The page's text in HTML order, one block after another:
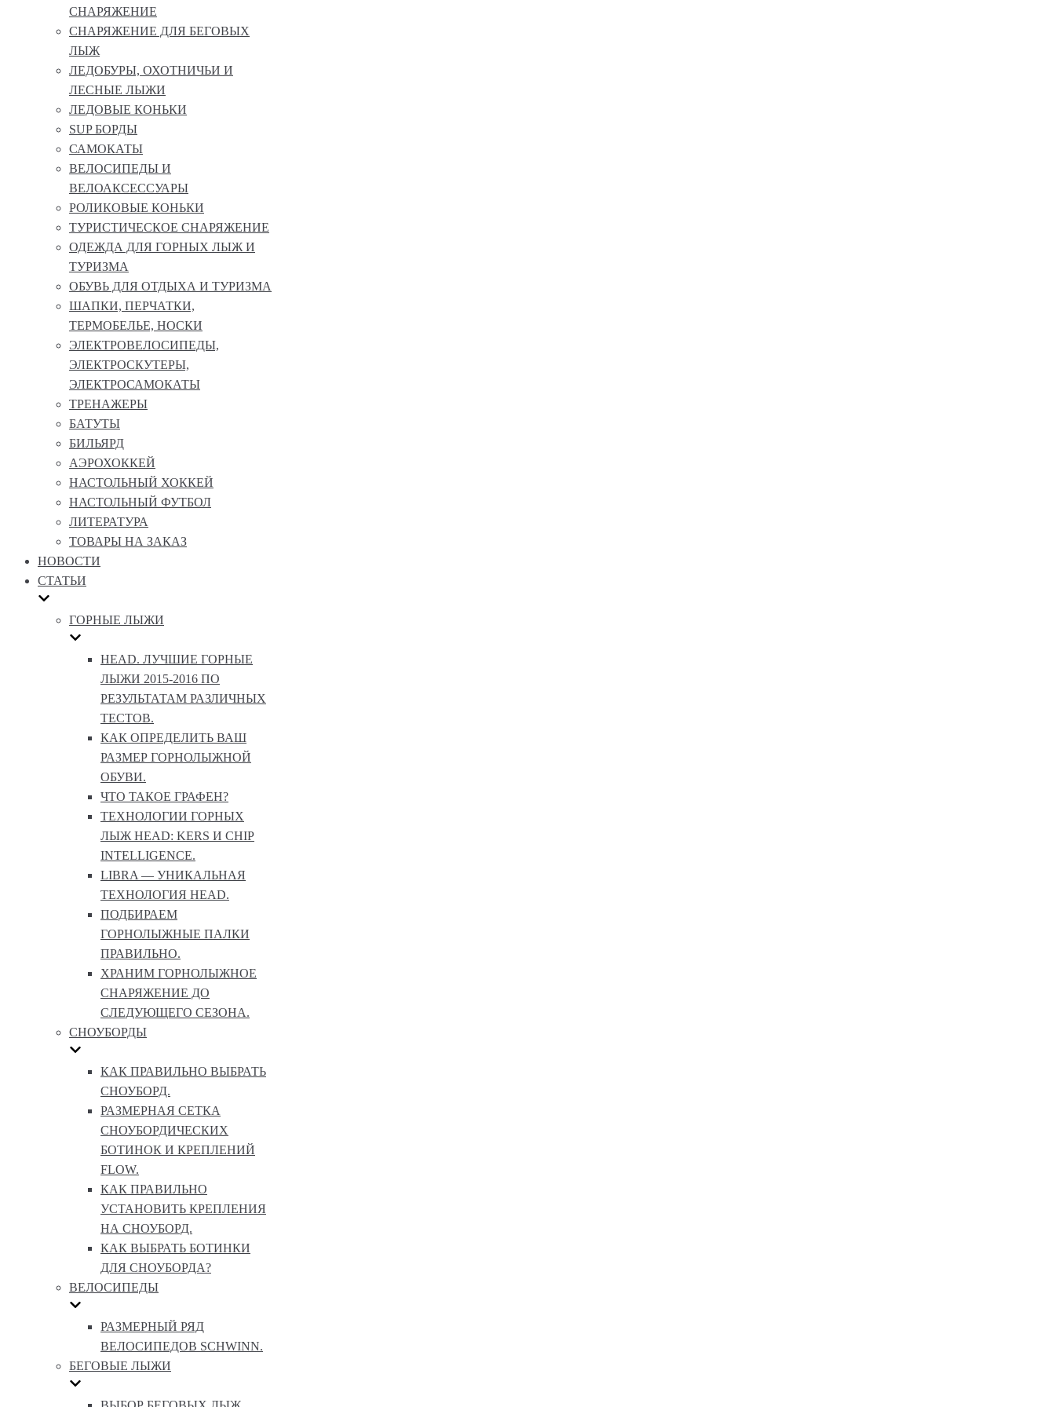
СНАРЯЖЕНИЕ
СНАРЯЖЕНИЕ ДЛЯ БЕГОВЫХ
ЛЫЖ
ЛЕДОБУРЫ, ОХОТНИЧЬИ И
ЛЕСНЫЕ ЛЫЖИ
ЛЕДОВЫЕ КОНЬКИ
SUP БОРДЫ
САМОКАТЫ
ВЕЛОСИПЕДЫ И
ВЕЛОАКСЕССУАРЫ
РОЛИКОВЫЕ КОНЬКИ
ТУРИСТИЧЕСКОЕ СНАРЯЖЕНИЕ
ОДЕЖДА ДЛЯ ГОРНЫХ ЛЫЖ И
ТУРИЗМА
ОБУВЬ ДЛЯ ОТДЫХА И ТУРИЗМА
ШАПКИ, ПЕРЧАТКИ,
ТЕРМОБЕЛЬЕ, НОСКИ
ЭЛЕКТРОВЕЛОСИПЕДЫ,
ЭЛЕКТРОСКУТЕРЫ,
ЭЛЕКТРОСАМОКАТЫ
ТРЕНАЖЕРЫ
БАТУТЫ
БИЛЬЯРД
АЭРОХОККЕЙ
НАСТОЛЬНЫЙ ХОККЕЙ
НАСТОЛЬНЫЙ ФУТБОЛ
ЛИТЕРАТУРА
ТОВАРЫ НА ЗАКАЗ
НОВОСТИ
СТАТЬИ
ГОРНЫЕ ЛЫЖИ
HEAD. ЛУЧШИЕ ГОРНЫЕ
ЛЫЖИ 2015-2016 ПО
РЕЗУЛЬТАТАМ РАЗЛИЧНЫХ
ТЕСТОВ.
КАК ОПРЕДЕЛИТЬ ВАШ
РАЗМЕР ГОРНОЛЫЖНОЙ
ОБУВИ.
ЧТО ТАКОЕ ГРАФЕН?
ТЕХНОЛОГИИ ГОРНЫХ
ЛЫЖ HEAD: KERS И CHIP
INTELLIGENCE.
LIBRA — УНИКАЛЬНАЯ
ТЕХНОЛОГИЯ HEAD.
ПОДБИРАЕМ
ГОРНОЛЫЖНЫЕ ПАЛКИ
ПРАВИЛЬНО.
ХРАНИМ ГОРНОЛЫЖНОЕ
СНАРЯЖЕНИЕ ДО
СЛЕДУЮЩЕГО СЕЗОНА.
СНОУБОРДЫ
КАК ПРАВИЛЬНО ВЫБРАТЬ
СНОУБОРД.
РАЗМЕРНАЯ СЕТКА
СНОУБОРДИЧЕСКИХ
БОТИНОК И КРЕПЛЕНИЙ
FLOW.
КАК ПРАВИЛЬНО
УСТАНОВИТЬ КРЕПЛЕНИЯ
НА СНОУБОРД.
КАК ВЫБРАТЬ БОТИНКИ
ДЛЯ СНОУБОРДА?
ВЕЛОСИПЕДЫ
РАЗМЕРНЫЙ РЯД
ВЕЛОСИПЕДОВ SCHWINN.
БЕГОВЫЕ ЛЫЖИ